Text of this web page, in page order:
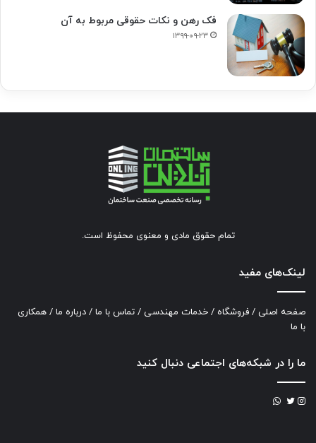
فک‌ رهن و نکات حقوقی مربوط به آن
۱۳۹۹-۰۹-۲۳
تمام حقوق مادی و معنوی محفوظ است.
لینک‌های مفید
صفحه اصلی / فروشگاه / خدمات مهندسی / تماس با ما / درباره ما / همکاری
با ما
ما را در شبکه‌های اجتماعی دنبال کنید